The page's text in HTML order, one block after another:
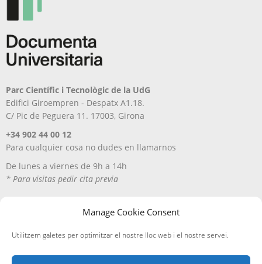
Manage Cookie Consent
Utilitzem galetes per optimitzar el nostre lloc web i el nostre servei.
Parc Científic i Tecnològic de la UdG
Edifici Giroempren - Despatx A1.18.
C/ Pic de Peguera 11. 17003, Girona
+34 902 44 00 12
Para cualquier cosa no dudes en llamarnos
De lunes a viernes de 9h a 14h
* Para visitas pedir cita previa